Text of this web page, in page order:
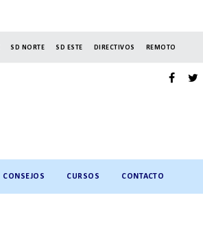
SD NORTE SD ESTE DIRECTIVOS REMOTO
CONSEJOS CURSOS CONTACTO